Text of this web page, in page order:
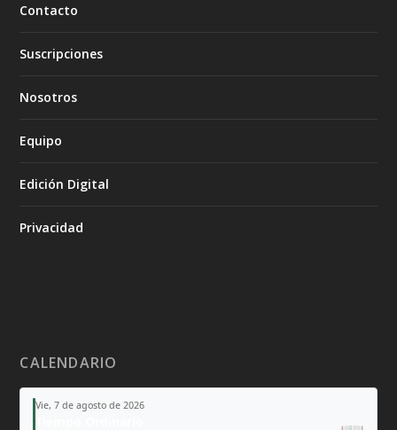
Contacto
Suscripciones
Nosotros
Equipo
Edición Digital
Privacidad
CALENDARIO
Vie, 7 de agosto de 2026